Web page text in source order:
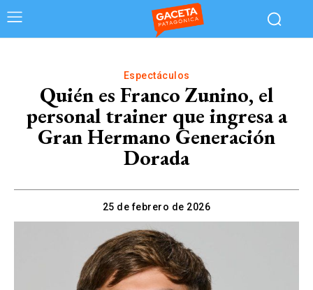
Espectáculos
Quién es Franco Zunino, el
personal trainer que ingresa a
Gran Hermano Generación
Dorada
25 de febrero de 2026